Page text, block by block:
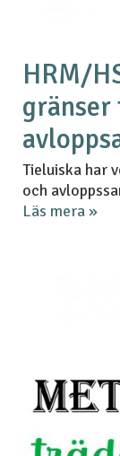
HRM/
Tieluiska har
och
Läs mera »